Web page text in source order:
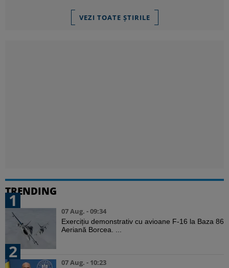
VEZI TOATE ȘTIRILE
TRENDING
1
07 Aug. - 09:34
Exercițiu demonstrativ cu avioane F-16 la Baza 86
Aeriană Borcea. ...
2
07 Aug. - 10:23